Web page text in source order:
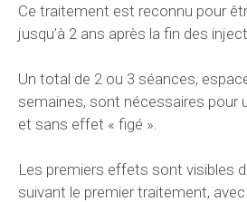
Ce traitement est reconnu pour
jusqu’à 2 ans après la fin des
Un total de 2 ou 3 séances,
semaines, sont nécessaires pour
et sans effet « figé ».
Les premiers effets sont visibles
suivant le premier traitement,